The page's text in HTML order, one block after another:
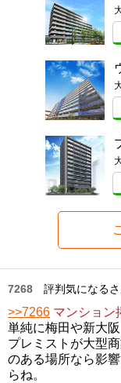
7268 評判気になる
>>7266 マンション
単純に梅田や新大阪
プレミストが大型
のある場所なら影
らね。